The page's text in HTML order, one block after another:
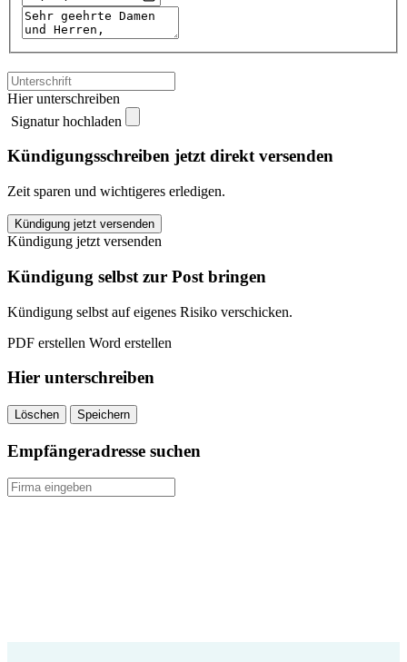
Hier unterschreiben
Signatur hochladen
Kündigungsschreiben jetzt direkt versenden
Zeit sparen und wichtigeres erledigen.
INTER
Krankenversicherung
kündigen
quantity
Kündigung jetzt versenden
Kündigung jetzt versenden
Kündigung selbst zur Post bringen
Kündigung selbst auf eigenes Risiko verschicken.
PDF erstellen Word erstellen
Hier unterschreiben
Löschen Speichern
Empfängeradresse suchen